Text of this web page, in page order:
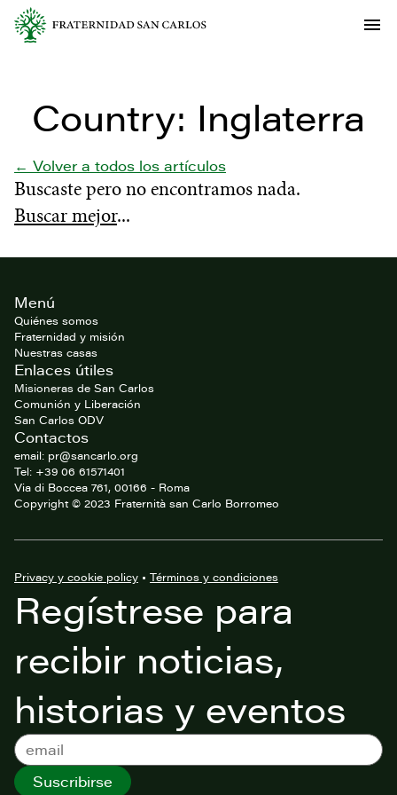
Country: Inglaterra
← Volver a todos los artículos
Buscastepero no encontramos nada.
Buscar mejor...
Footer
website
Menú
Quiénes somos
Fraternidad y misión
Nuestras casas
Enlaces útiles
Misioneras de San Carlos
Comunión y Liberación
San Carlos ODV
Contactos
email: pr@sancarlo.org
Tel: +39 06 61571401
Via di Boccea 761, 00166 - Roma
Copyright © 2023 Fraternità san Carlo Borromeo
Privacy y cookie policy • Términos y condiciones
Regístrese para
recibir noticias,
historias y eventos
Suscribirse